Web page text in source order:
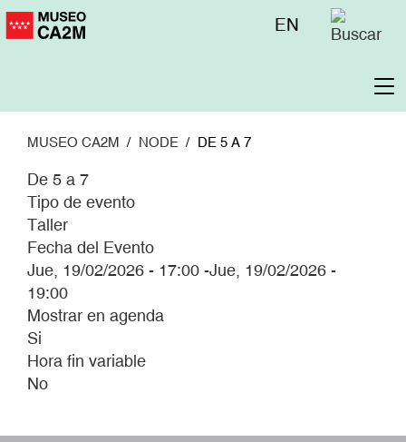
Pasar
Menú
EN
MUSEO CA2M NODE DE 5 A 7
De 5 a 7
Tipo de evento
Taller
Fecha del Evento
Jue, 19/02/2026 - 17:00 -Jue, 19/02/2026 -
19:00
Mostrar en agenda
Si
Hora fin variable
No